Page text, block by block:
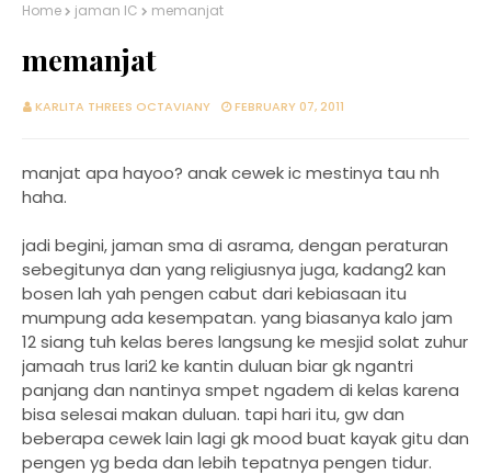
Home jaman IC memanjat
memanjat
KARLITA THREES OCTAVIANY FEBRUARY 07, 2011
manjat apa hayoo? anak cewek ic mestinya tau nh
haha.
jadi begini, jaman sma di asrama, dengan peraturan
sebegitunya dan yang religiusnya juga, kadang2 kan
bosen lah yah pengen cabut dari kebiasaan itu
mumpung ada kesempatan. yang biasanya kalo jam
12 siang tuh kelas beres langsung ke mesjid solat zuhur
jamaah trus lari2 ke kantin duluan biar gk ngantri
panjang dan nantinya smpet ngadem di kelas karena
bisa selesai makan duluan. tapi hari itu, gw dan
beberapa cewek lain lagi gk mood buat kayak gitu dan
pengen yg beda dan lebih tepatnya pengen tidur.